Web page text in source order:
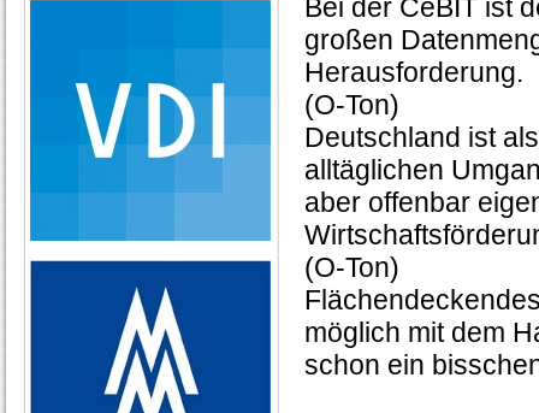
Bei der CeBIT ist
großen
Herausforderung.
(O-Ton)
Deutschland ist
alltäglichen
aber offenbar
(O-Ton)
möglich mit dem
schon ein